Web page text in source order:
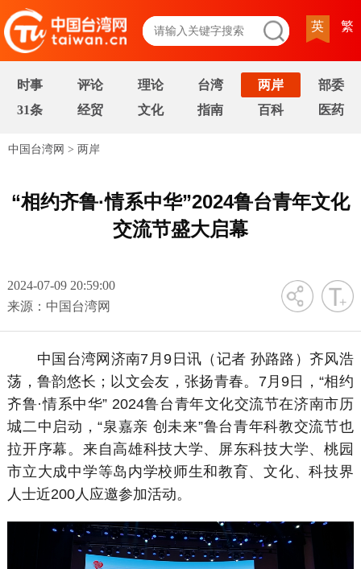
英 繁
时事 评论 理论 台湾 两岸
部委
31条
经贸 文化 指南 百科 医药
中国台湾网 > 两岸
“相约齐鲁·情系中华”2024鲁台青年文化
交流节盛大启幕
2024-07-09 20:59:00
来源：中国台湾网
字号
中国台湾网济南7月9日讯（记者 孙路路）齐风浩
荡，鲁韵悠长；以文会友，张扬青春。7月9日，“相约
齐鲁·情系中华” 2024鲁台青年文化交流节在济南市历
城二中启动，“泉嘉亲 创未来”鲁台青年科教交流节也
拉开序幕。来自高雄科技大学、屏东科技大学、桃园
市立大成中学等岛内学校师生和教育、文化、科技界
人士近200人应邀参加活动。